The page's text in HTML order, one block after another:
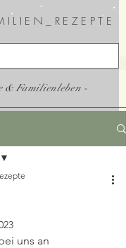
& Familienleben -
uns an